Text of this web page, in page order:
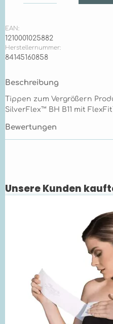
EAN:
1210001025882
Herstellernummer:
84145160858
Beschreibung
Tippen zum Vergrößern
SilverFlex™ BH B11 mit
Bewertungen
Produktgalerie
Unsere Kunden